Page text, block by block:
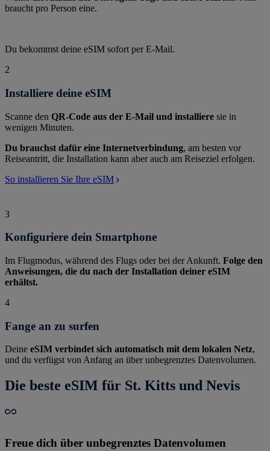
braucht pro Person eine.
Du bekommst deine eSIM sofort per E-Mail.
2
Installiere deine eSIM
Scanne den QR-Code aus der E-Mail und installiere sie in
wenigen Minuten.
Du brauchst dafür eine Internetverbindung, am besten vor
Reiseantritt, die Installation kann aber auch am Reiseziel erfolgen.
So installieren Sie Ihre eSIM
3
Konfiguriere dein Smartphone
Im Flugmodus, während des Flugs oder bei der Ankunft. Folge den
Anweisungen, die du nach der Installation deiner eSIM
erhältst.
4
Fange an zu surfen
Deine eSIM verbindet sich automatisch mit dem lokalen Netz,
und du verfügst von Anfang an über unbegrenztes Datenvolumen.
Die beste eSIM für St. Kitts und Nevis
Freue dich über unbegrenztes Datenvolumen